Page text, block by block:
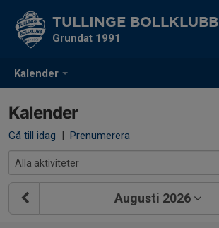
Kalender
TULLINGE BOLLKLUBB
Grundat 1991
Kalender
Gå till idag | Prenumerera
Augusti 2026